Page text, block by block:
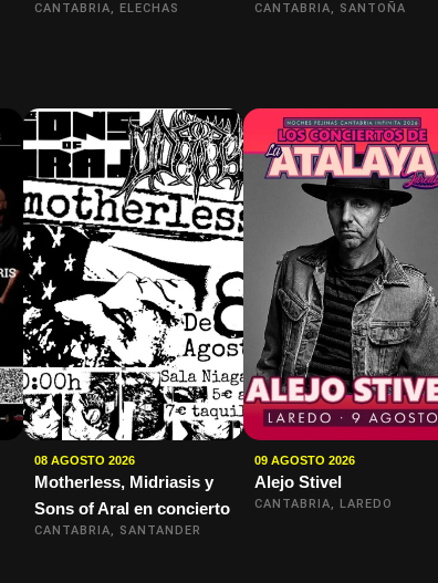
CANTABRIA, ELECHAS CANTABRIA, SANTOÑA
08 AGOSTO 2026
Motherless, Midriasis y
Sons of Aral en concierto
CANTABRIA, SANTANDER
09 AGOSTO 2026
Alejo Stivel
CANTABRIA, LAREDO